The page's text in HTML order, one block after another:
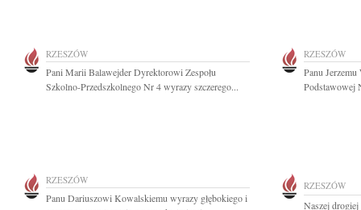
RZESZÓW
Pani Marii Balawejder Dyrektorowi Zespołu
Szkolno-Przedszkolnego Nr 4 wyrazy szczerego...
RZESZÓW
Panu
Podstawowej
RZESZÓW
Panu Dariuszowi Kowalskiemu wyrazy głębokiego i
RZESZÓW
Naszej